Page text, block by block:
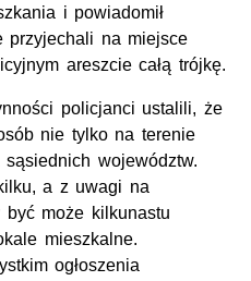
i powiadomił
przyjechali na miejsce
areszcie całą trójkę.
policjanci ustalili, że
nie tylko na terenie
województw.
a z uwagi na
być może kilkunastu
mieszkalne.
ogłoszenia